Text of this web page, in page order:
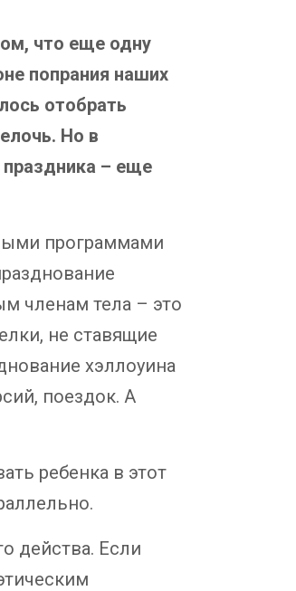
что еще одну
попрания наших
отобрать
Но в
праздника – еще
программами
членам тела – это
не ставящие
хэллоуина
поездок. А
ребенка в этот
действа. Если